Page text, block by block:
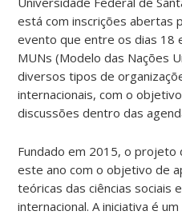
está com inscrições abertas
evento que entre os dias 18
MUNs (Modelo das Nações
diversos tipos de
internacionais, com o
discussões dentro das
Fundado em 2015, o projeto
este ano com o objetivo de
teóricas das ciências sociais
internacional. A iniciativa é